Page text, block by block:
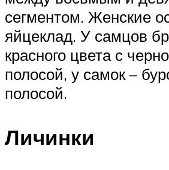
сегментом. Женские
яйцеклад. У самцов
красного цвета с
полосой, у самок –
полосой.
Личинки